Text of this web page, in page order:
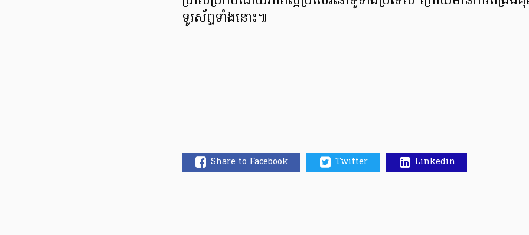
ទូរស័ព្ទទាំងនោះ៕
Share to Facebook Twitter Linkedin